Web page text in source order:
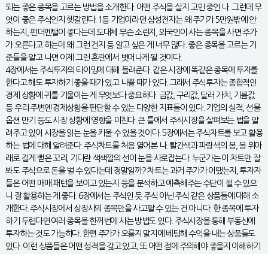
되는 좋은 종목을 고르는 방법을 소개한다. 어떤 주식을 살지 고민 중인 나. 그런데 무
엇이 좋은 주식인지 헷갈린다. 1등 기업이라던 삼성전자는 왜 주가가 5만원밖에 안
하는지, 펀더멘털이 좋다는데 도대체 무슨 소린지, 외국인이 사는 종목을 사면 주가
가 오른다고 하는데 왜 그런 건지 등 알고 싶은 게 너무 많다. 좋은 종목을 고르는 기
준들을 알고 나면 이제 그런 혼란에서 벗어나게 될 것이다.
4장에서는 주식투자의 타이밍에 대해 들려준다. 같은 시장에 똑같은 종목에 투자를
한다고 해도 투자하기 좋을 때가 있고 나쁠 때가 있다. 그래서 주식투자는 종합적인
경제 상황에 귀를 기울이는 게 무엇보다 중요하다. 금값, 구리값, 달러 가치, 기름값
등 우리 주변엔 경제상황을 판단할 수 있는 다양한 지표들이 있다. 기업의 실적, 선물
옵션 만기 등도 시장 상황에 영향을 미친다. 큰 틀에서 주식시장을 살펴보는 법을 알
려주고 있어 시장을 읽는 눈을 키울 수 있을 것이다. 5장에서는 주식차트를 보고 활용
하는 법에 대해 알려준다. 주식차트를 처음 열어본 나. 빨간색과 파랑색의 봉, 봉 위아
래로 길게 뻗은 꼬리, 기다란 색색깔의 선이 눈을 사로잡는다. 누군가는 이 차트만 잘
봐도 주식으로 돈을 벌 수 있다는데 정말일까? 차트는 과거 주가가 어땠는지, 투자자
들은 어떤 매매 패턴을 보이고 있는지 등을 분석하고 예측해주는 수단이 될 수 있으
니 잘 활용하는 게 좋다. 6장에서는 주식인 듯 주식 아닌 주식 같은 상품들에 대해 소
개한다. 주식시장에서 상장사의 종목만을 사고팔 수 있는 건 아니다. 한 종목에 투자
하기 두렵다면 여러 종목을 한꺼번에 사는 방법도 있다. 주식시장을 통해 부동산에
투자하는 것도 가능하다. 한편 주가가 오를지 말지에 베팅해 수익을 내는 상품들도
있다. 이런 상품들은 어떤 성격을 갖고 있고, 또 어떤 점에 주의해야 좋을지 이해하기